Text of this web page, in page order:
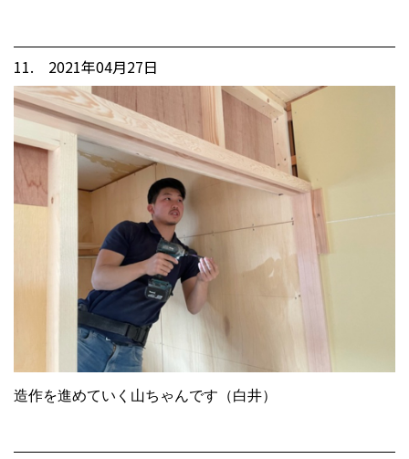
11. 2021年04月27日
造作を進めていく山ちゃんです（白井）